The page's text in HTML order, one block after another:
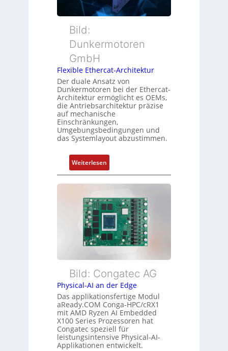
c
h
g
e
u
u
n
d
Z
u
s
t
d
b
e
r
w
a
u
n
g
t
e
y
s
o
r
g
t
f
ü
m
e
h
L
e
i
s
t
n
g
Bild:
Dunkermotoren
GmbH
Flexible Ethercat-Architektur
Der duale Ansatz von
Dunkermotoren bei der Ethercat-
Architektur ermöglicht es OEMs,
die Antriebsarchitektur präzise
auf mechanische
Einschränkungen,
Umgebungsbedingungen und
das Systemlayout abzustimmen.
Weiterlesen:
F
l
x
i
b
l
e
E
h
e
r
c
a
t
-
Bild: Congatec AG
Physical-AI an der Edge
Das applikationsfertige Modul
aReady.COM Conga-HPC/cRX1
mit AMD Ryzen AI Embedded
X100 Series Prozessoren hat
Congatec speziell für
leistungsintensive Physical-AI-
Applikationen entwickelt.